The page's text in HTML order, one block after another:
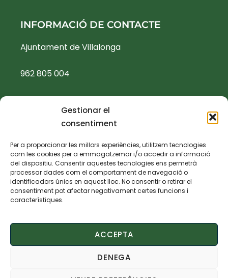
Gestionar el
consentiment
Per a proporcionar les millors experiències, utilitzem tecnologies
com les cookies per a emmagatzemar i/o accedir a informació
del dispositiu. Consentir aquestes tecnologies ens permetrà
processar dades com el comportament de navegació o
identificadors únics en aquest lloc. No consentir o retirar el
consentiment pot afectar negativament certes funcions i
característiques.
ACCEPTA
DENEGA
INFORMACIÓ DE CONTACTE
Ajuntament de Villalonga
962 805 004
ajuntament@villalonga.es
TEXTOS LEGALS
Política de privacidad
Política de cookies
Declaración de accesibilidad